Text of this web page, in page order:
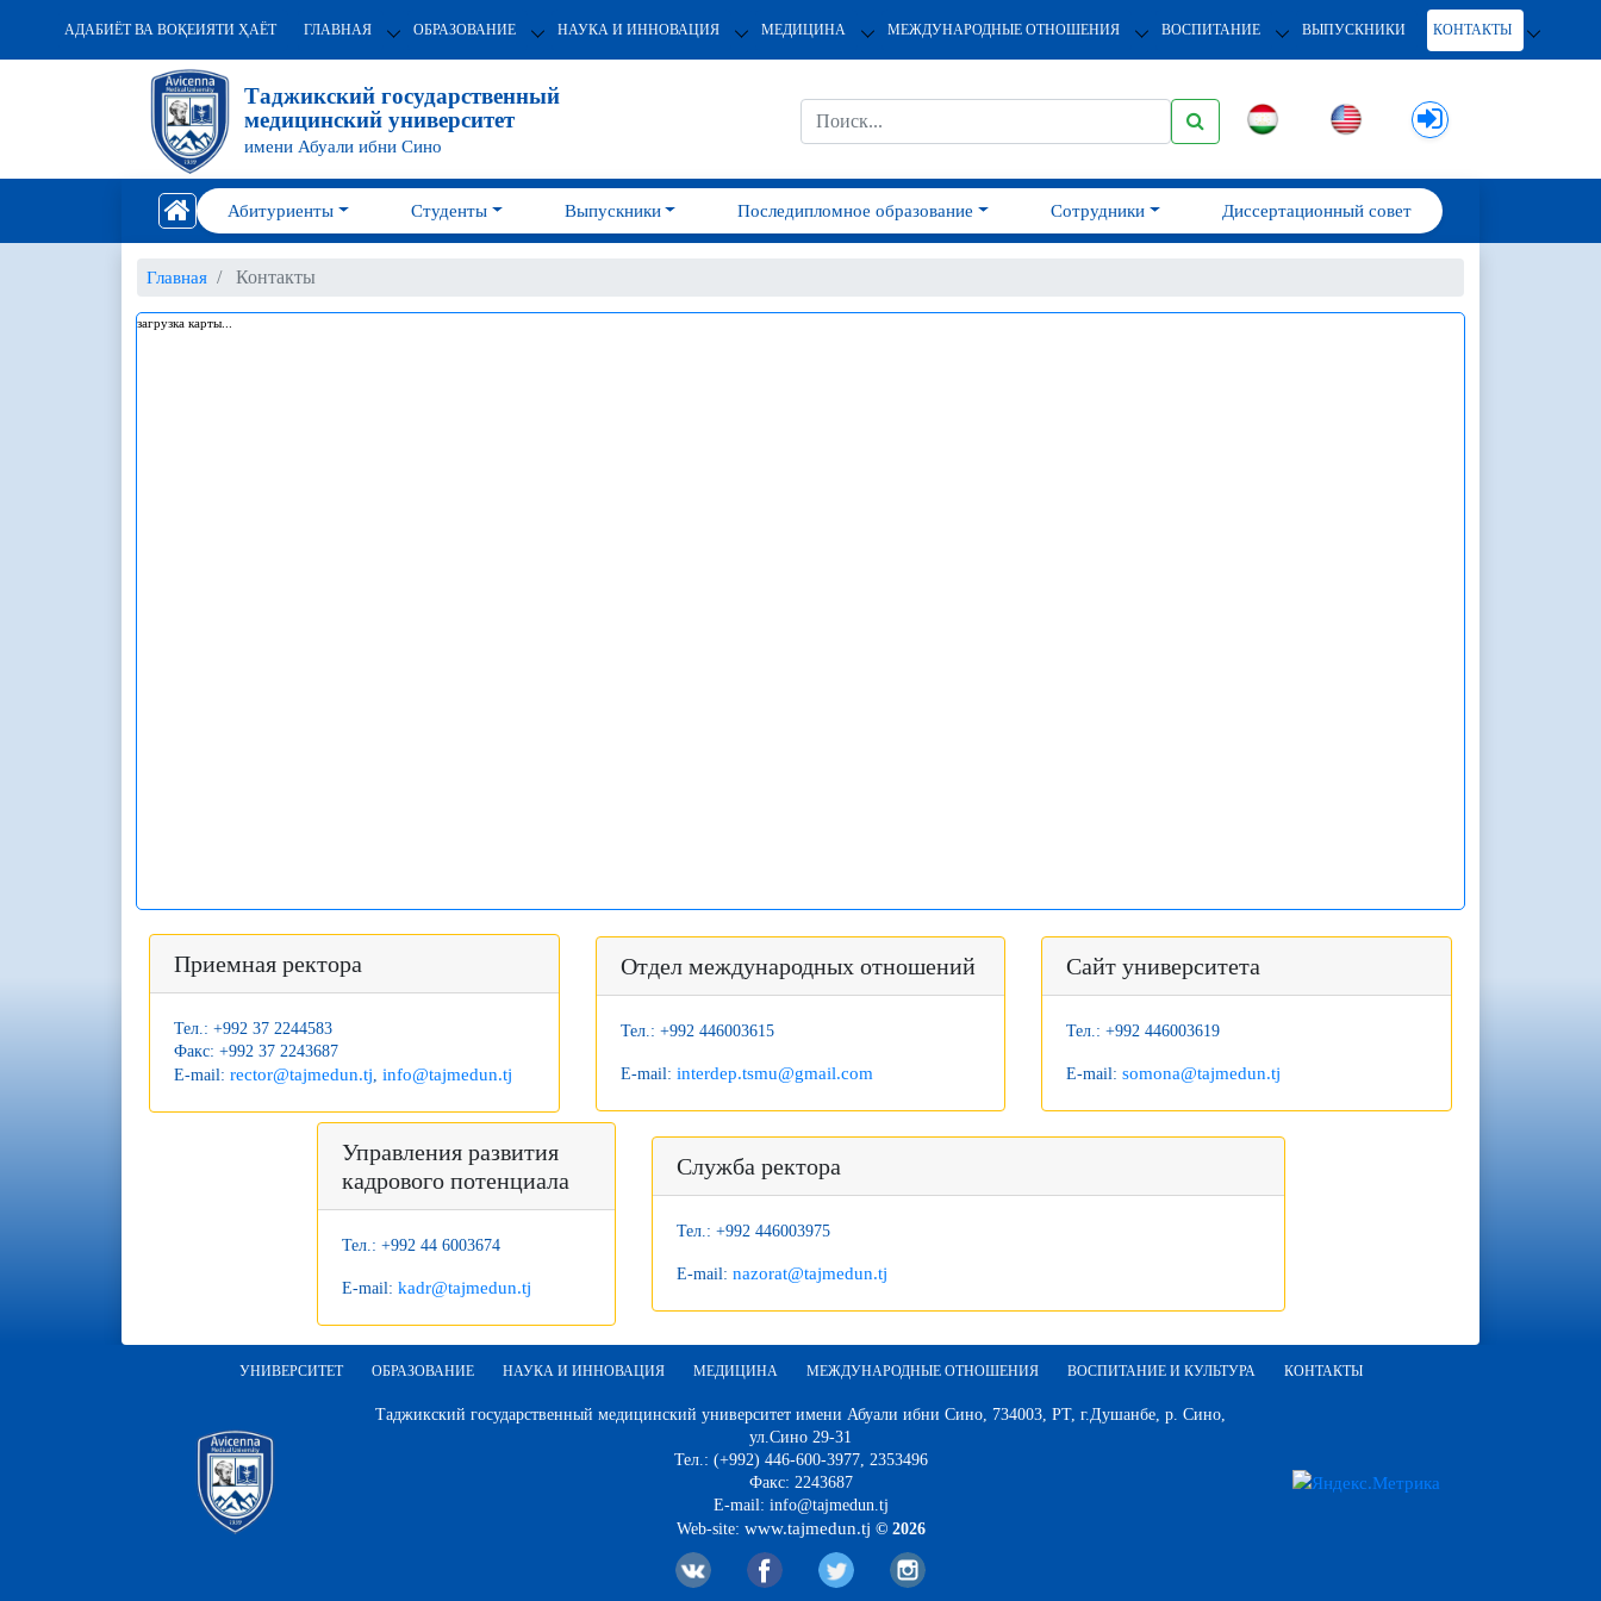
АДАБИЁТ ВА ВОҚЕИЯТИ ҲАЁТ ГЛАВНАЯ ОБРАЗОВАНИЕ НАУКА И ИННОВАЦИЯ МЕДИЦИНА МЕЖДУНАРОДНЫЕ ОТНОШЕНИЯ ВОСПИТАНИЕ ВЫПУСКНИКИ КОНТАКТЫ
Таджикский государственный
медицинский университет
имени Абуали ибни Сино
Абитуриенты Студенты Выпускники Последипломное образование Сотрудники Диссертационный совет
Главная Контакты
загрузка карты...
Приемная ректора
Тел.: +992 37 2244583
Факс: +992 37 2243687
E-mail:rector@tajmedun.tj,info@tajmedun.tj
Отдел международных отношений
Тел.: +992 446003615
E-mail: interdep.tsmu@gmail.com
Сайт университета
Тел.: +992 446003619
E-mail:somona@tajmedun.tj
Управления развития
кадрового потенциала
Тел.: +992 44 6003674
E-mail: kadr@tajmedun.tj
Служба ректора
Тел.: +992 446003975
E-mail: nazorat@tajmedun.tj
УНИВЕРСИТЕТ ОБРАЗОВАНИЕ НАУКА И ИННОВАЦИЯ МЕДИЦИНА МЕЖДУНАРОДНЫЕ ОТНОШЕНИЯ ВОСПИТАНИЕ И КУЛЬТУРА КОНТАКТЫ
Таджикский государственный медицинский университет имени Абуали ибни Сино, 734003, РТ, г.Душанбе, р. Сино,
ул.Сино 29-31
Тел.: (+992) 446-600-3977, 2353496
Факс: 2243687
E-mail: info@tajmedun.tj
Web-site: www.tajmedun.tj © 2026